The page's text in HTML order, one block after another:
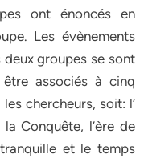
ont énoncés en
Les évènements
groupes se sont
associés à cinq
chercheurs, soit: l’
Conquête, l’ère de
et le temps